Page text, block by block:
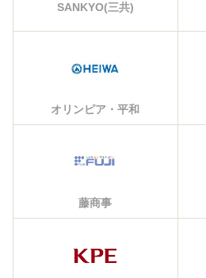
SANKYO(三共)
オリンピア・平和
藤商事